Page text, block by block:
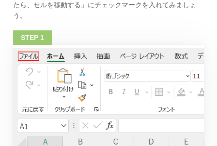
たら、セルを移動する」にチェックマークを入れてみましょ
う。